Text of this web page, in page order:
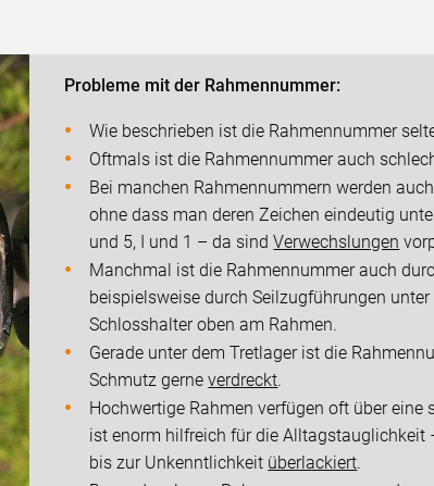
Probleme mit der Rahmennummer:
Wie beschrieben ist die Rahmennummer
Oftmals ist die Rahmennummer auch
Bei manchen Rahmennummern werden
ohne dass man deren Zeichen eindeutig
und 5, I und 1 – da sindVerwechslungen
Manchmal ist die Rahmennummer auch
beispielsweise durch Seilzugführungen
Schlosshalter oben am Rahmen.
Gerade unter dem Tretlager ist die
Schmutz gerneverdreckt.
Hochwertige Rahmen verfügen oft über eine
ist enorm hilfreich für die Alltagstauglichkeit
bis zur Unkenntlichkeit überlackiert.